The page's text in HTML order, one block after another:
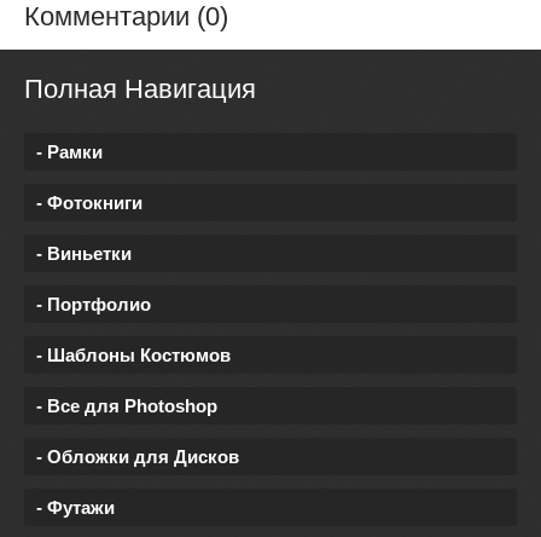
Комментарии (0)
Полная Навигация
- Рамки
- Фотокниги
- Виньетки
- Портфолио
- Шаблоны Костюмов
- Все для Photoshop
- Обложки для Дисков
- Футажи